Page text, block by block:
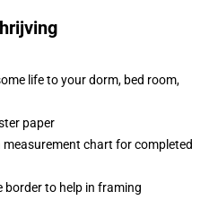
life to your dorm, bed room,
paper
chart for completed
to help in framing